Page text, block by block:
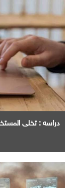
دراسه : تخلي